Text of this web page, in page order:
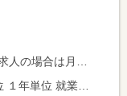
は時間額を表示しています。